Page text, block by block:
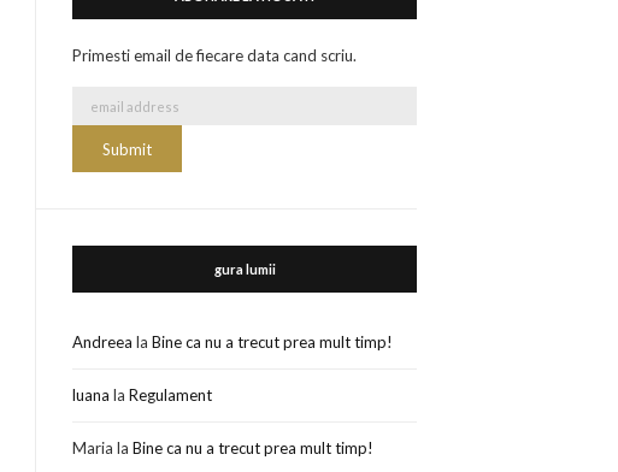
Primesti email de fiecare data cand scriu.
gura lumii
Andreea laBine ca nu a trecut prea mult timp!
luana laRegulament
Maria laBine ca nu a trecut prea mult timp!